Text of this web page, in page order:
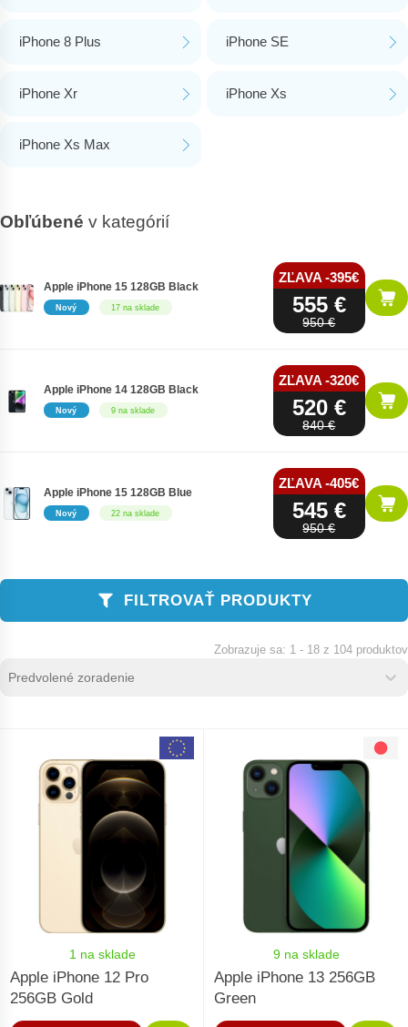
iPhone 8 Plus iPhone SE
iPhone Xr iPhone Xs
iPhone Xs Max
Obľúbené v kategórií
Nový 17 na sklade
Apple iPhone 15 128GB Black
ZĽAVA -395€
555 €
950 €
Nový 9 na sklade
Apple iPhone 14 128GB Black
ZĽAVA -320€
520 €
840 €
Nový 22 na sklade
Apple iPhone 15 128GB Blue
ZĽAVA -405€
545 €
950 €
FILTROVAŤ PRODUKTY
Zoradenie produktov
Sort content
1 - 18 z 104 produktov
1 na sklade
Apple iPhone 12 Pro
256GB Gold
9 na sklade
Apple iPhone 13 256GB
Green